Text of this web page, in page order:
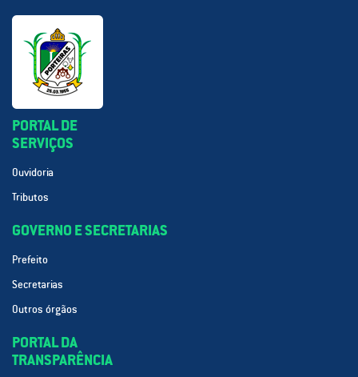
PORTAL DE
SERVIÇOS
Ouvidoria
Tributos
GOVERNO E SECRETARIAS
Prefeito
Secretarias
Outros órgãos
PORTAL DA
TRANSPARÊNCIA